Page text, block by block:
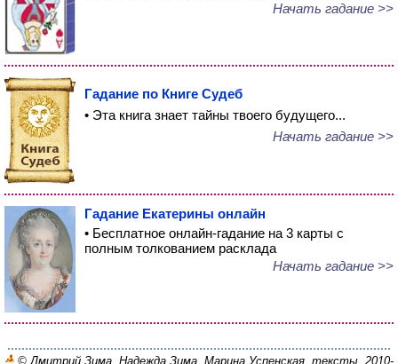
Начать гадание >>
Гадание по Книге Судеб
• Эта книга знает тайны твоего будущего...
Начать гадание >>
Гадание Екатерины онлайн
• Бесплатное онлайн-гадание на 3 карты с
полным толкованием расклада
Начать гадание >>
© Дмитрий Зима, Надежда Зима, Марина Успенская, тексты, 2010-